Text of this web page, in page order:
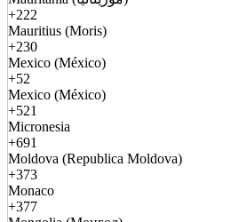
+222
Mauritius (Moris)
+230
Mexico (México)
+52
Mexico (México)
+521
Micronesia
+691
Moldova (Republica Moldova)
+373
Monaco
+377